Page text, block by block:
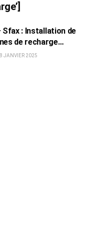
Sfax : Installation de
de recharge
voitures
JANVIER 2025